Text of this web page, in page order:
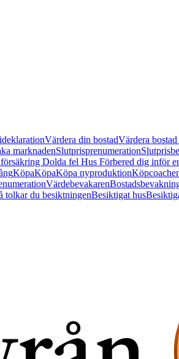
Värdera din bostadVärdera
marknadenSlutprisprenumeration
Dolda fel Hus Förbered dig inför
KöpaKöpaKöpa nyproduktion
Värdebevakaren
tolkar du besiktningenBesiktigat hus